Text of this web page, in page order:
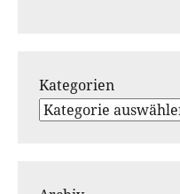
Kategorien